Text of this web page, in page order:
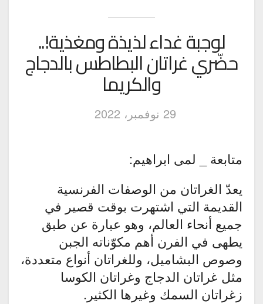
لوجبة غداء لذيذة ومغذية!..
حضّري غراتان البطاطس بالدجاج
والكريما
29 نوفمبر، 2022
متابعة _ لمى ابراهيم:
يعدّ الغراتان من الوصفات الفرنسية
القديمة التي اشتهرت بوقت قصير في
جميع أنحاء العالم، وهو عبارة عن طبق
يطهى في الفرن أهم مكوّناته الجبن
وصوص البشاميل، وللغراتان أنواع متعددة،
مثل غراتان الدجاج وغراتان الكوسا
زغراتان السمك وغيرها الكثير.